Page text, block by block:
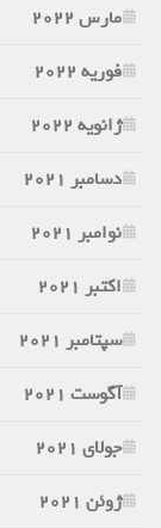
مارس 2022
فوریه 2022
ژانویه 2022
دسامبر 2021
نوامبر 2021
اکتبر 2021
سپتامبر 2021
آگوست 2021
جولای 2021
ژوئن 2021